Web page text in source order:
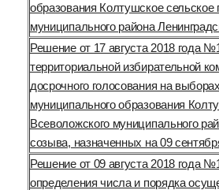
образования Колтушское сельское
муниципального района
Решение от 17 августа 2018 года
территориальной избирательной
досрочного голосования на
муниципального образования
Всеволожского муниципального
созыва, назначенных на 09
Решение от 09 августа 2018 года
определения числа и порядка